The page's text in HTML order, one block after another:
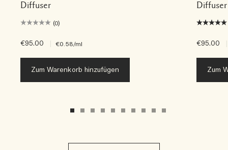
Diffuser
(0)
€95.00 €0.58/ml
Zum Warenkorb hinzufügen
Diffuser
€95.00
Zum